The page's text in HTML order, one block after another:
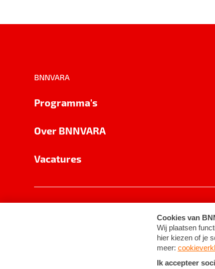
BNNVARA
Programma's
Over BNNVARA
Vacatures
Cookie-instellingen